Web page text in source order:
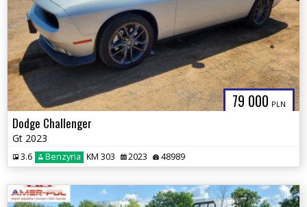
79 000 PLN
Dodge Challenger
Gt 2023
3.6 Benzyna KM 303 2023 48989